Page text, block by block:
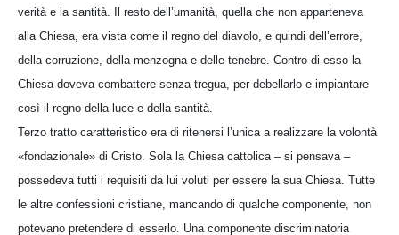
verità e la santità. Il resto dell’umanità, quella che non apparteneva
alla Chiesa, era vista come il regno del diavolo, e quindi dell’errore,
della corruzione, della menzogna e delle tenebre. Contro di esso la
Chiesa doveva combattere senza tregua, per debellarlo e impiantare
così il regno della luce e della santità.
Terzo tratto caratteristico era di ritenersi l’unica a realizzare la volontà
«fondazionale» di Cristo. Sola la Chiesa cattolica – si pensava –
possedeva tutti i requisiti da lui voluti per essere la sua Chiesa. Tutte
le altre confessioni cristiane, mancando di qualche componente, non
potevano pretendere di esserlo. Una componente discriminatoria